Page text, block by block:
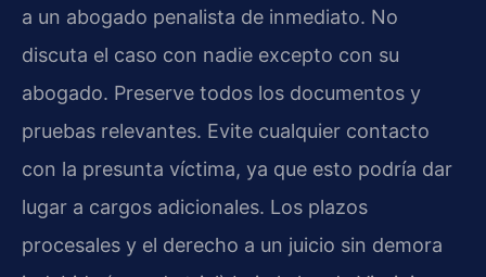
a un abogado penalista de inmediato. No
discuta el caso con nadie excepto con su
abogado. Preserve todos los documentos y
pruebas relevantes. Evite cualquier contacto
con la presunta víctima, ya que esto podría dar
lugar a cargos adicionales. Los plazos
procesales y el derecho a un juicio sin demora